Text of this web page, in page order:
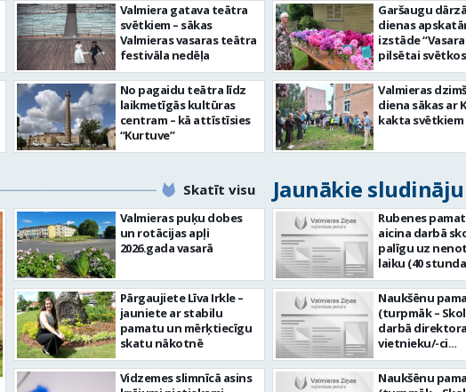
Valmiera gatava teātra
svētkiem – sākas
Valmieras vasaras teātra
festivāla nedēļa
No pagaidu teātra līdz
laikmetīgās kultūras
centram – kā attīstīsies
“Kurtuve”
Garšaugu
dienas
izstāde
pilsētai
Valmieras
diena sākas ar
kakta svētkiem
Skatīt visu Jaunākie
Valmieras puķu dobes
un rotācijas apļi
2026.gada vasarā
Pārgaujiete Līva Irkle –
jauniete ar stabilu
pamatu un mērķtiecīgu
skatu nākotnē
Vidzemes slimnīcā asins
Rubenes
aicina darbā
palīgu uz
laiku (40
jeb 1,0 likme).
vietas adrese:
3, Rubene,
pagasts,
novads. Ja Tev ir vēlme:
ikdienā;
grupas
Naukšēnu
(turpmāk –
darbā direktora
vietnieku/-ci
administratīvi
saimnieciskajā
likme jeb 40
Naukšēnu